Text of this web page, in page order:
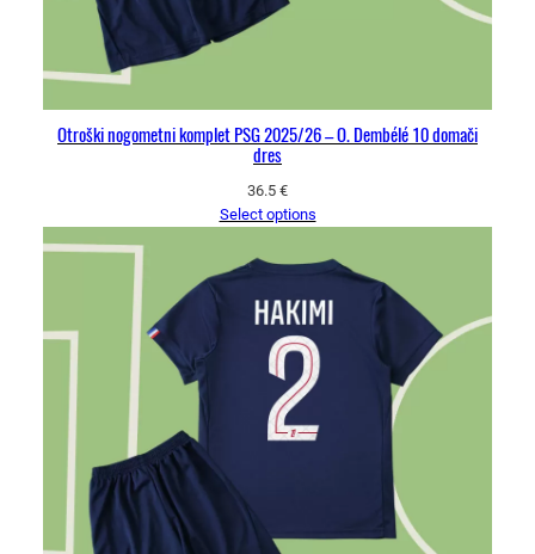
Otroški nogometni komplet PSG 2025/26 – O. Dembélé 10 domači
dres
36.5 €
Select options